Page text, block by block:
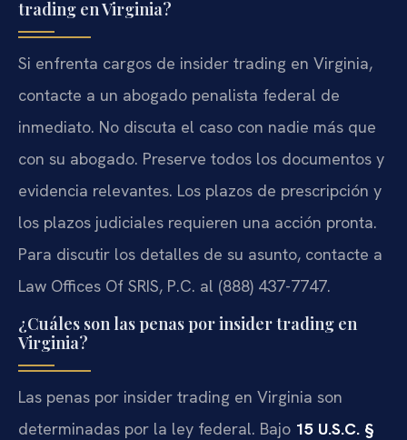
trading en Virginia?
Si enfrenta cargos de insider trading en Virginia,
contacte a un abogado penalista federal de
inmediato. No discuta el caso con nadie más que
con su abogado. Preserve todos los documentos y
evidencia relevantes. Los plazos de prescripción y
los plazos judiciales requieren una acción pronta.
Para discutir los detalles de su asunto, contacte a
Law Offices Of SRIS, P.C. al (888) 437-7747.
¿Cuáles son las penas por insider trading en
Virginia?
Las penas por insider trading en Virginia son
determinadas por la ley federal. Bajo 15 U.S.C. §